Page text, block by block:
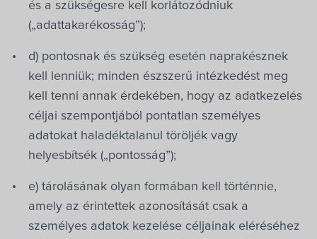
és a szükségesre kell korlátozódniuk
(„adattakarékosság”);
d) pontosnak és szükség esetén naprakésznek
kell lenniük; minden észszerű intézkedést meg
kell tenni annak érdekében, hogy az adatkezelés
céljai szempontjából pontatlan személyes
adatokat haladéktalanul töröljék vagy
helyesbítsék („pontosság”);
e) tárolásának olyan formában kell történnie,
amely az érintettek azonosítását csak a
személyes adatok kezelése céljainak eléréséhez